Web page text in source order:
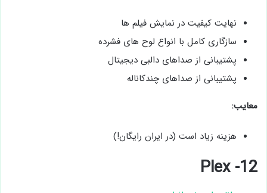
نهایت کیفیت در نمایش فیلم ها
سازگاری کامل با انواع لوح های فشرده
پشتیبانی از صداهای دالبی دیجیتال
پشتیبانی از صداهای چندکاناله
معایب:
هزینه زیاد است (در ایران رایگان!)
12- Plex